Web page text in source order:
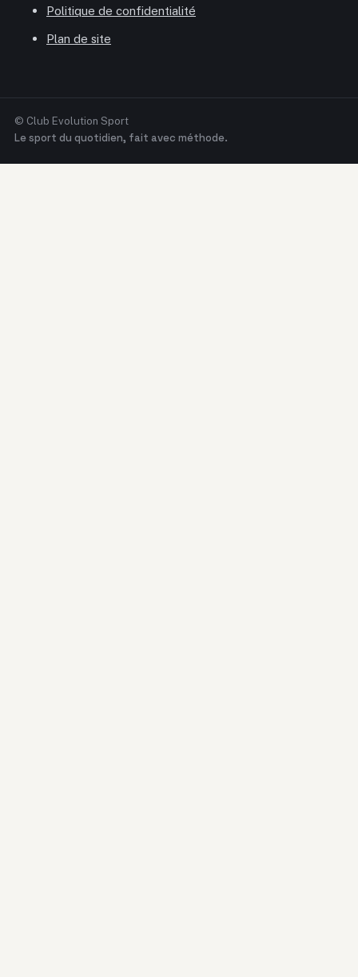
Politique de confidentialité
Plan de site
© Club Evolution Sport
Le sport du quotidien, fait avec méthode.